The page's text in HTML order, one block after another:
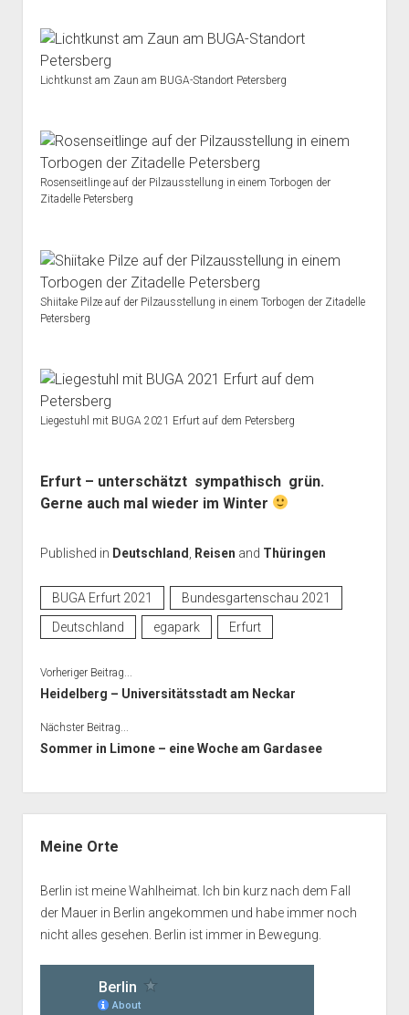
Lichtkunst am Zaun am BUGA-Standort Petersberg
Rosenseitlinge auf der Pilzausstellung in einem Torbogen der
Zitadelle Petersberg
Shiitake Pilze auf der Pilzausstellung in einem Torbogen der Zitadelle
Petersberg
Liegestuhl mit BUGA 2021 Erfurt auf dem Petersberg
Erfurt – unterschätzt sympathisch grün.
Gerne auch mal wieder im Winter
Published in Deutschland Reisen and Thüringen
BUGA Erfurt 2021
Bundesgartenschau 2021
Deutschland
egapark Erfurt
Vorheriger Beitrag...
Heidelberg – Universitätsstadt am Neckar
Nächster Beitrag...
Sommer in Limone – eine Woche am Gardasee
Meine Orte
Berlin ist meine Wahlheimat. Ich bin kurz nach dem Fall
der Mauer in Berlin angekommen und habe immer noch
nicht alles gesehen. Berlin ist immer in Bewegung.